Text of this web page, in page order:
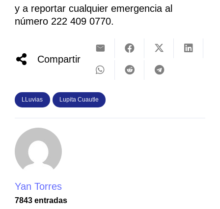
y a reportar cualquier emergencia al
número 222 409 0770.
Compartir
LLuvias Lupita Cuautle
Yan Torres
7843 entradas